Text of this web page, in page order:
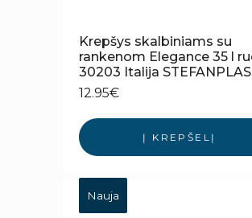
Krepšys skalbiniams su
rankenom Elegance 35 l
30203 Italija
12.95€
Į KREPŠELĮ
Nauja